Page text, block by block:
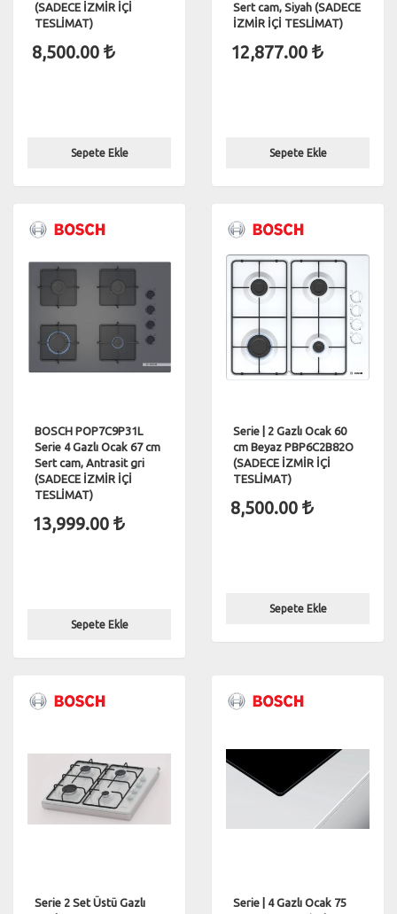
(SADECE İZMİR İÇİ
TESLİMAT)
8,500.00
Sepete Ekle
Sert cam, Siyah (SADECE
İZMİR İÇİ TESLİMAT)
12,877.00
Sepete Ekle
BOSCH POP7C9P31L
Serie 4 Gazlı Ocak 67 cm
Sert cam, Antrasit gri
(SADECE İZMİR İÇİ
TESLİMAT)
13,999.00
Sepete Ekle
Serie | 2 Gazlı Ocak 60
cm Beyaz PBP6C2B82O
(SADECE İZMİR İÇİ
TESLİMAT)
8,500.00
Sepete Ekle
Serie 2 Set Üstü Gazlı
Serie | 4 Gazlı Ocak 75